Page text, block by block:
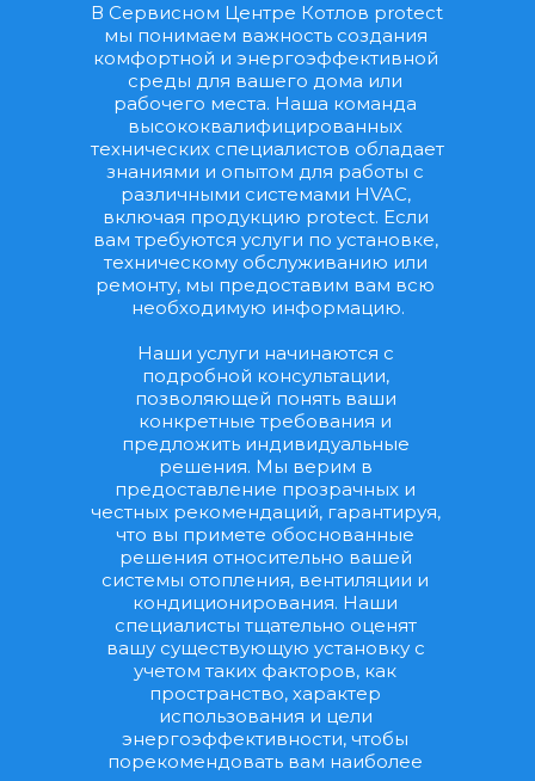
В Сервисном Центре Котлов protect
мы понимаем важность создания
комфортной и энергоэффективной
среды для вашего дома или
рабочего места. Наша команда
высококвалифицированных
технических специалистов обладает
знаниями и опытом для работы с
различными системами HVAC,
включая продукцию protect. Если
вам требуются услуги по установке,
техническому обслуживанию или
ремонту, мы предоставим вам всю
необходимую информацию.
Наши услуги начинаются с
подробной консультации,
позволяющей понять ваши
конкретные требования и
предложить индивидуальные
решения. Мы верим в
предоставление прозрачных и
честных рекомендаций, гарантируя,
что вы примете обоснованные
решения относительно вашей
системы отопления, вентиляции и
кондиционирования. Наши
специалисты тщательно оценят
вашу существующую установку с
учетом таких факторов, как
пространство, характер
использования и цели
энергоэффективности, чтобы
порекомендовать вам наиболее